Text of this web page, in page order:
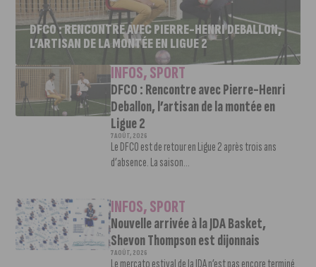
DFCO : RENCONTRE AVEC PIERRE-HENRI DEBALLON,
L’ARTISAN DE LA MONTÉE EN LIGUE 2
INFOS,SPORT
DFCO : Rencontre avec Pierre-Henri
Deballon, l’artisan de la montée en
Ligue 2
7 AOÛT, 2026
Le DFCO est de retour en Ligue 2 après trois ans
d’absence. La saison...
INFOS,SPORT
Nouvelle arrivée à la JDA Basket,
Shevon Thompson est dijonnais
7 AOÛT, 2026
Le mercato estival de la JDA n’est pas encore terminé.